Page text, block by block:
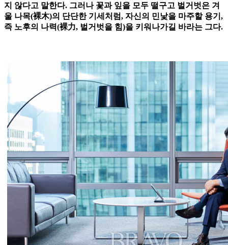
지 않다고 말한다. 그러나 꽃과 잎을 모두 떨구고 벌거벗은 겨
울 나목(裸木)의 단단한 기세처럼, 자신의 민낯을 마주할 용기,
즉 노후의 나력(裸力, 벌거벗을 힘)을 키워나가길 바라는 그다.